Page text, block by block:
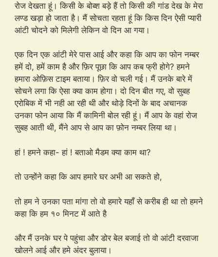
रोज देखता हूं। किसी के बोब्श बड़े हैं तो किसी की गांड देख के मेरा
लण्ड खड़ा हो जाता है। मैं सोचता रहता हूं कि किस दिन ऐसी प्यारी
आंटी चोदने को मिलेगी लेकिन वो दिन आ गया।
एक दिन एक आंटी मेरे पास आई और कहा कि आप का फोन नम्बर
हमें दो, हमें काम है और फ़िर पूछा कि आप कब फ्री होगे? हमने
हमारा ओफ़िस टाइम बताया। फ़िर वो चली गई। मैं उनके बारे में
सोचने लगा कि ऐसा क्या काम होगा। दो दिन बीत गए, वो सुबह
एरोबिक में भी नही आ रही थी और थोड़े दिनों के बाद अचानक
उनका फोन आया कि मैं कामिनी बोल रही हूं। मैं आप के वहां रोज
सुबह आती थी, मैंने आप से आप का फ़ोन नम्बर लिया था।
हां ! हमने कहा- हां ! बताओ मैडम क्या काम था?
तो उन्होंने कहा कि आप हमारे घर अभी आ सकते हो,
तो हम ने उनका पता मांगा तो वो हमारे यहाँ से करीब ही था तो हमने
कहा कि हम १० मिनट में आते है
और मैं उनके घर पे पहुंचा और डोर बेल बजाई तो वो आंटी दरवाजा
खोलने आई और हमे अंदर बुलाया।